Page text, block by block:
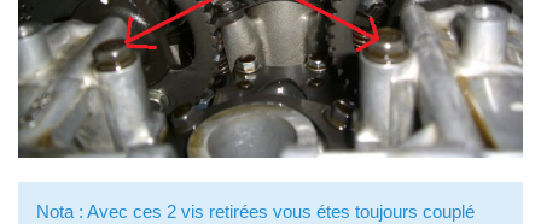
Nota : Avec ces 2 vis retirées vous étes toujours couplé